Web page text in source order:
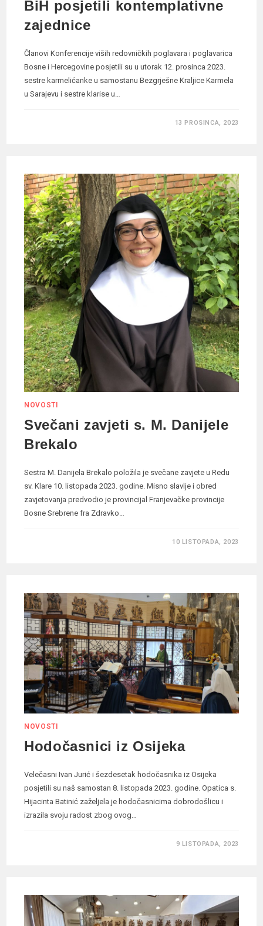
BiH posjetili kontemplativne
zajednice
Članovi Konferencije viših redovničkih poglavara i poglavarica
Bosne i Hercegovine posjetili su u utorak 12. prosinca 2023.
sestre karmelićanke u samostanu Bezgrješne Kraljice Karmela
u Sarajevu i sestre klarise u…
13 PROSINCA, 2023
NOVOSTI
Svečani zavjeti s. M. Danijele
Brekalo
Sestra M. Danijela Brekalo položila je svečane zavjete u Redu
sv. Klare 10. listopada 2023. godine. Misno slavlje i obred
zavjetovanja predvodio je provincijal Franjevačke provincije
Bosne Srebrene fra Zdravko…
10 LISTOPADA, 2023
NOVOSTI
Hodočasnici iz Osijeka
Velečasni Ivan Jurić i šezdesetak hodočasnika iz Osijeka
posjetili su naš samostan 8. listopada 2023. godine. Opatica s.
Hijacinta Batinić zaželjela je hodočasnicima dobrodošlicu i
izrazila svoju radost zbog ovog…
9 LISTOPADA, 2023